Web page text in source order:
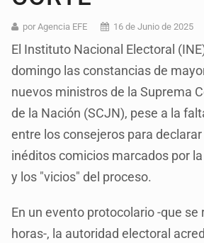
por Agencia EFE 16 de Junio de 2025
El Instituto Nacional Electoral
domingo las constancias de
nuevos ministros de la Suprema
de la Nación (SCJN), pese a la
entre los consejeros para
inéditos comicios marcados por
y los "vicios" del proceso.
En un evento protocolario -que
horas-, la autoridad electoral